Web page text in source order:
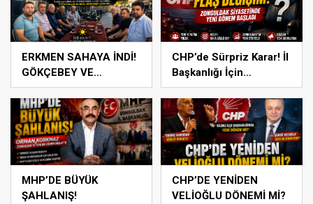
ERKMEN SAHAYA İNDİ!
GÖKÇEBEY VE
ÇAYCUMA’DA
CHP’de Sürpriz Karar! İl
Başkanlığı İçin
Beklenen Hamle Geldi
MHP’DE BÜYÜK
ŞAHLANIŞ!
CHP’DE YENİDEN
VELİOĞLU DÖNEMİ Mİ?